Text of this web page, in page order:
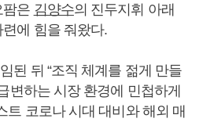
팜은 김양수의 진두지휘 아래
에 힘을 줘왔다.
된 뒤 “조직 체계를 젊게 만들
변하는 시장 환경에 민첩하게
트 코로나 시대 대비와 해외 매